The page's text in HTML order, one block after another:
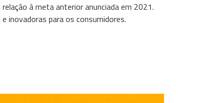
à meta anterior anunciada em 2021.
inovadoras para os consumidores.